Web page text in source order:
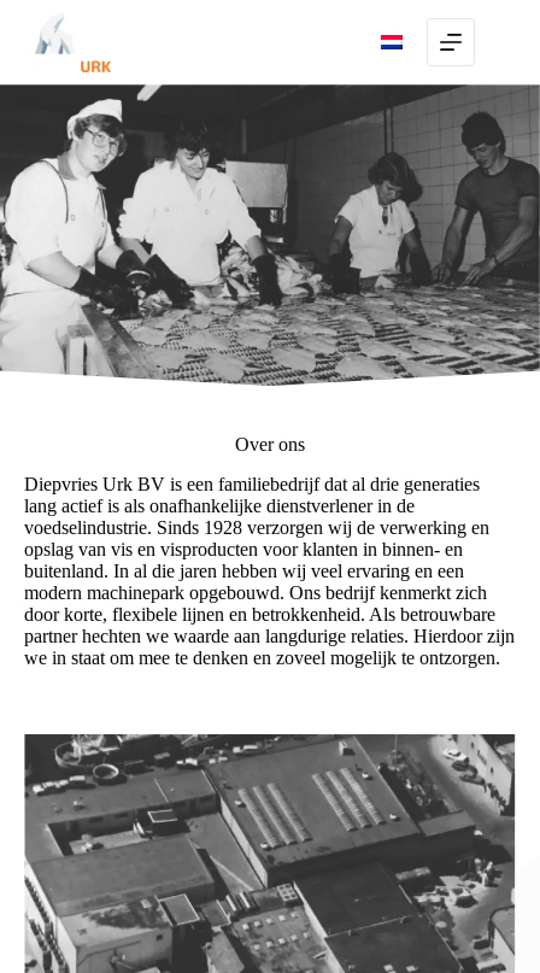
content
Over ons
Diepvries Urk BV is een familiebedrijf dat al drie generaties
lang actief is als onafhankelijke dienstverlener in de
voedselindustrie. Sinds 1928 verzorgen wij de verwerking en
opslag van vis en visproducten voor klanten in binnen- en
buitenland. In al die jaren hebben wij veel ervaring en een
modern machinepark opgebouwd. Ons bedrijf kenmerkt zich
door korte, flexibele lijnen en betrokkenheid. Als betrouwbare
partner hechten we waarde aan langdurige relaties. Hierdoor zijn
we in staat om mee te denken en zoveel mogelijk te ontzorgen.